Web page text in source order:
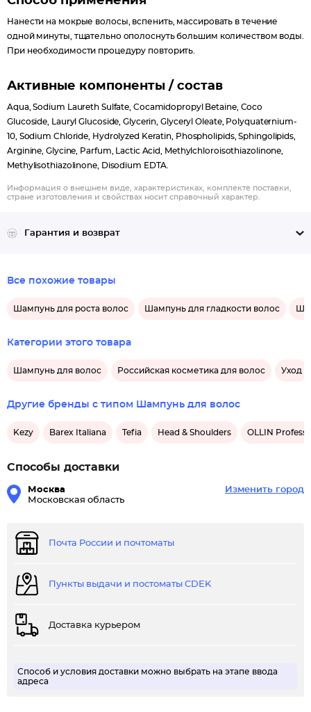
кончиков, возвращает красоту и сияние даже сильно
поврежденным волосам.
Нанести на мокрые волосы, вспенить, массировать в течение
одной минуты, тщательно ополоснуть большим количеством воды.
При необходимости процедуру повторить.
Активные компоненты / состав
Aqua, Sodium Laureth Sulfate, Cocamidopropyl Betaine, Coco
Glucoside, Lauryl Glucoside, Glycerin, Glyceryl Oleate, Polyquaternium-
10, Sodium Chloride, Hydrolyzed Keratin, Phospholipids, Sphingolipids,
Arginine, Glycine, Parfum, Lactic Acid, Methylchloroisothiazolinone,
Methylisothiazolinone, Disodium EDTA.
Информация о внешнем виде, характеристиках, комплекте поставки,
стране изготовления и свойствах носит справочный характер.
Гарантия и возврат
Все похожие товары
Шампунь для роста волос Шампунь для гладкости волос
Категории этого товара
Шампунь для волос Российская косметика для волос Уход
Другие бренды с типом Шампунь для волос
Kezy Barex Italiana Tefia Head & Shoulders OLLIN
Способы доставки
Москва
Московская область
Изменить город
Почта России и почтоматы
Пункты выдачи и постоматы CDEK
Доставка курьером
Способ и условия доставки можно выбрать на этапе ввода
адреса